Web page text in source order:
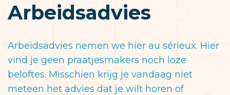
Arbeidsadvies
Arbeidsadvies nemen we hier au sérieux. Hier
vind je geen praatjesmakers noch loze
beloftes. Misschien krijg je vandaag niet
meteen het advies dat je wilt horen of